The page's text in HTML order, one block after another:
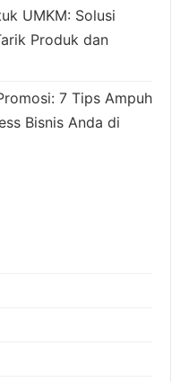
UMKM: Solusi
Produk dan
7 Tips Ampuh
Bisnis Anda di